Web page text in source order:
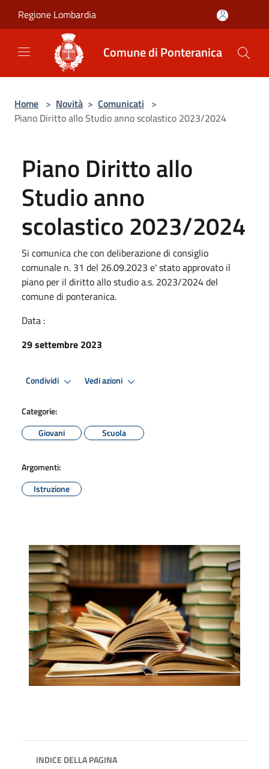
Regione Lombardia
Comune di Ponteranica
Home > Novità > Comunicati >
Piano Diritto allo Studio anno scolastico 2023/2024
Piano Diritto allo
Studio anno
scolastico 2023/2024
Si comunica che con deliberazione di consiglio
comunale n. 31 del 26.09.2023 e' stato approvato il
piano per il diritto allo studio a.s. 2023/2024 del
comune di ponteranica.
Data :
29 settembre 2023
Condividi Vedi azioni
Categorie:
Giovani
Scuola
Argomenti:
Istruzione
INDICE DELLA PAGINA